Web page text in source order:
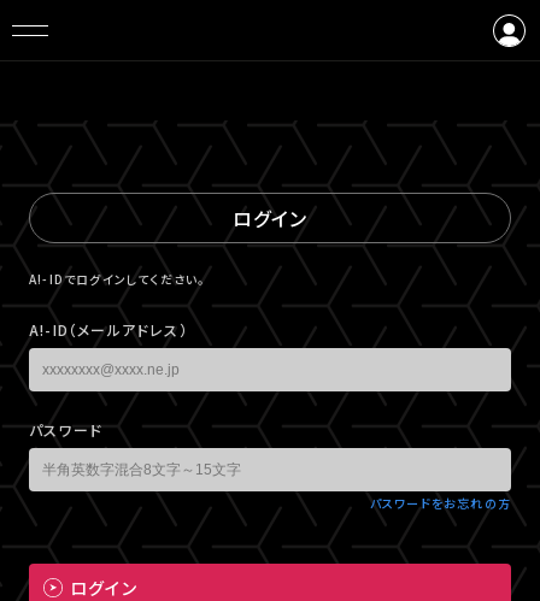
ログイン
A!-IDでログインしてください。
A!-ID（メールアドレス）
パスワード
パスワードをお忘れの方
ログイン